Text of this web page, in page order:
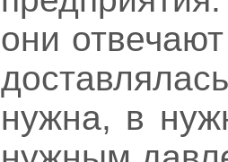
они
нужна, в